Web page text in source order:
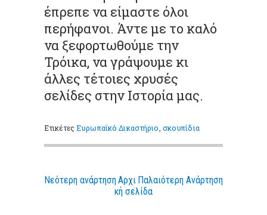
έπρεπε να είμαστε όλοι
περήφανοι. Άντε με το καλό
να ξεφορτωθούμε την
Τρόικα, να γράψουμε κι
άλλες τέτοιες χρυσές
σελίδες στην Ιστορία μας.
ΕτικέτεςΕυρωπαϊκό Δικαστήριο σκουπίδια
Νεότερη ανάρτηση Παλαιότερη Ανάρτηση
Αρχι
κή σελίδα